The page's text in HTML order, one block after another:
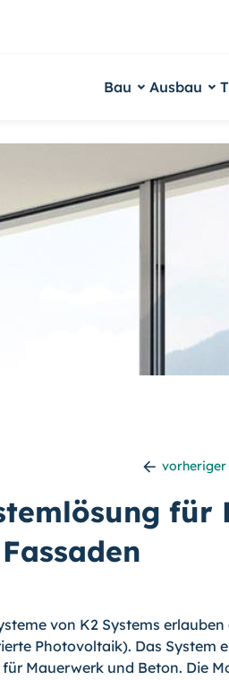
Bau Ausbau
für
von K2 Systems
Photovoltaik). Das System
Mauerwerk und Beton. Die